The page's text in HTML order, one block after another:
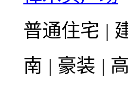
普通住宅 |
南 | 豪装 |